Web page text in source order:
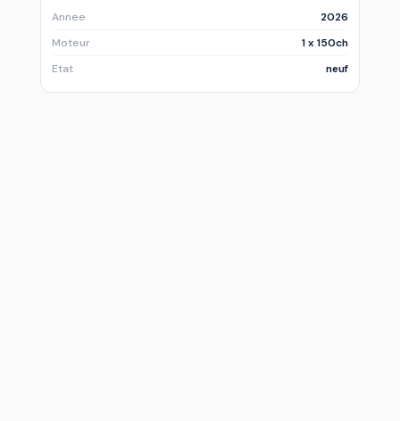
Annee
2026
Moteur
1 x 150ch
Etat
neuf